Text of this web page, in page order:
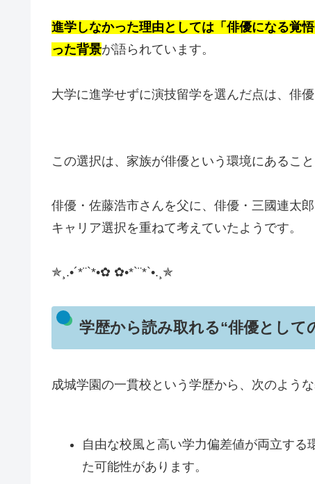
進学しなかった理由としては「俳優になる覚
った背景が語られています。
大学に進学せずに演技留学を選んだ点は、俳
この選択は、家族が俳優という環境にあるこ
俳優・佐藤浩市さんを父に、俳優・三國連太
キャリア選択を重ねて考えていたようです。
✯¸.•´*¨`*•✿ ✿•*`¨*`•.¸✯
学歴から読み取れる“俳優として
成城学園の一貫校という学歴から、次のような
自由な校風と高い学力偏差値が両立す
た可能性があります。